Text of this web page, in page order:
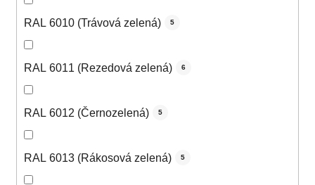
RAL 6010 (Trávová zelená) 5
RAL 6011 (Rezedová zelená) 6
RAL 6012 (Černozelená) 5
RAL 6013 (Rákosová zelená) 5